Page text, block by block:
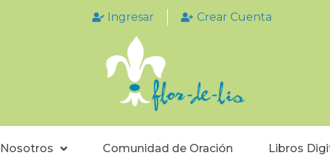
Ingresar Crear Cuenta
Nosotros Comunidad de Oración Libros